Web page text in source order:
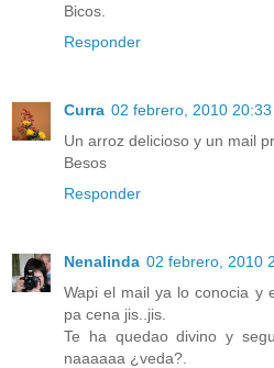
Bicos.
Responder
Curra 02 febrero, 2010 20:33
Un arroz delicioso y un mail
Besos
Responder
Nenalinda 02 febrero, 2010
Wapi el mail ya lo conocia y
pa cena jis..jis.
Te ha quedao divino y
naaaaaa ¿veda?.